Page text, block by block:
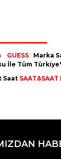
GUESS Marka
İle Tüm
Saat SAAT&SAAT
teşekkür ederiz.
bozuk veya